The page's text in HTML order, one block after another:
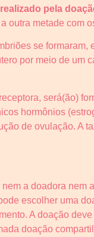
pela
metade com
se
por meio de um
será(ão)
hormônios
de ovulação. A
a doadora nem
escolher uma
A doação
doação